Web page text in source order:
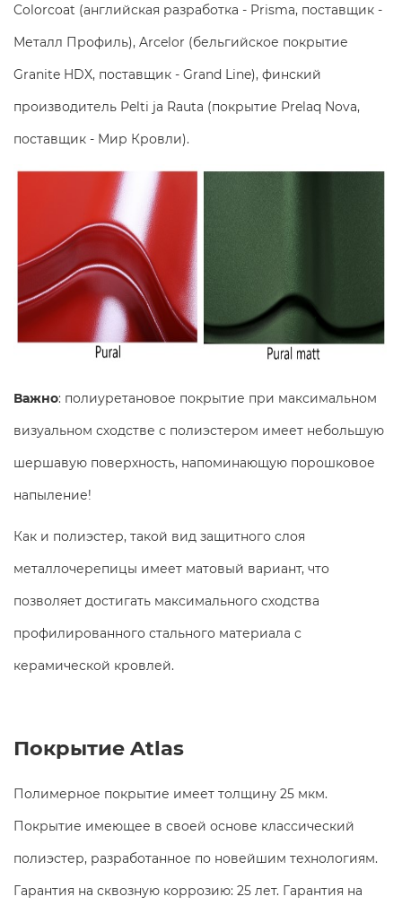
Colorcoat (английская разработка - Prisma, поставщик -
Металл Профиль), Arcelor (бельгийское покрытие
Granite HDX, поставщик - Grand Line), финский
производитель Pelti ja Rauta (покрытие Prelaq Nova,
поставщик - Мир Кровли).
Важно: полиуретановое покрытие при максимальном
визуальном сходстве с полиэстером имеет небольшую
шершавую поверхность, напоминающую порошковое
напыление!
Как и полиэстер, такой вид защитного слоя
металлочерепицы имеет матовый вариант, что
позволяет достигать максимального сходства
профилированного стального материала с
керамической кровлей.
Покрытие Atlas
Полимерное покрытие имеет толщину 25 мкм.
Покрытие имеющее в своей основе классический
полиэстер, разработанное по новейшим технологиям.
Гарантия на сквозную коррозию: 25 лет. Гарантия на